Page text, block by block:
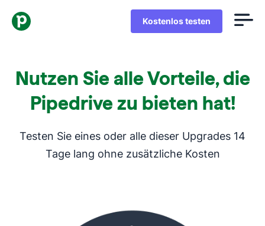
Kostenlos testen
Nutzen Sie alle Vorteile, die
Pipedrive zu bieten hat!
Testen Sie eines oder alle dieser Upgrades 14
Tage lang ohne zusätzliche Kosten